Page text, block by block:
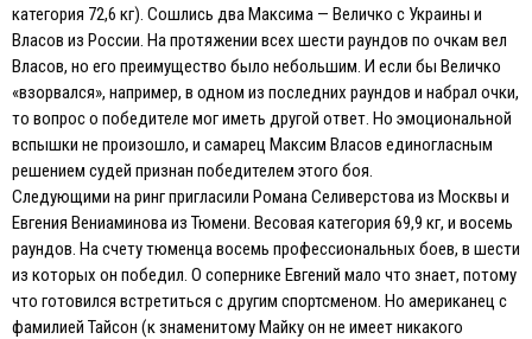
категория 72,6 кг). Сошлись два Максима — Величко с Украины и
Власов из России. На протяжении всех шести раундов по очкам вел
Власов, но его преимущество было небольшим. И если бы Величко
«взорвался», например, в одном из последних раундов и набрал очки,
то вопрос о победителе мог иметь другой ответ. Но эмоциональной
вспышки не произошло, и самарец Максим Власов единогласным
решением судей признан победителем этого боя.
Следующими на ринг пригласили Романа Селиверстова из Москвы и
Евгения Вениаминова из Тюмени. Весовая категория 69,9 кг, и восемь
раундов. На счету тюменца восемь профессиональных боев, в шести
из которых он победил. О сопернике Евгений мало что знает, потому
что готовился встретиться с другим спортсменом. Но американец с
фамилией Тайсон (к знаменитому Майку он не имеет никакого